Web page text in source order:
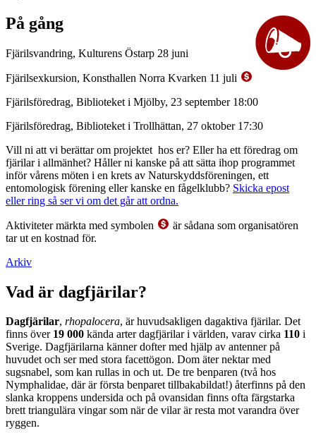
På gång
Fjärilsvandring, Kulturens Östarp 28 juni
Fjärilsexkursion, Konsthallen Norra Kvarken 11 juli
Fjärilsföredrag, Biblioteket i Mjölby, 23 september 18:00
Fjärilsföredrag, Biblioteket i Trollhättan, 27 oktober 17:30
Vill ni att vi berättar om projektet hos er? Eller ha ett föredrag om
fjärilar i allmänhet? Håller ni kanske på att sätta ihop programmet
inför vårens möten i en krets av Naturskyddsföreningen, ett
entomologisk förening eller kanske en fågelklubb? Skicka epost
eller ring så ser vi om det går att ordna.
Aktiviteter märkta med symbolen
är sådana som organisatören
tar ut en kostnad för.
Arkiv
Vad är dagfjärilar?
Dagfjärilar, rhopalocera, är huvudsakligen dagaktiva fjärilar. Det
finns över 19 000 kända arter dagfjärilar i världen, varav cirka 110 i
Sverige. Dagfjärilarna känner dofter med hjälp av antenner på
huvudet och ser med stora facettögon. Dom äter nektar med
sugsnabel, som kan rullas in och ut. De tre benparen (två hos
Nymphalidae, där är första benparet tillbakabildat!) återfinns på den
slanka kroppens undersida och på ovansidan finns ofta färgstarka
brett triangulära vingar som när de vilar är resta mot varandra över
ryggen.